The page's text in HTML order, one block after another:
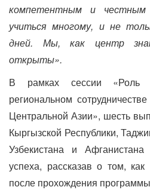
компетентным и
учиться многому, и не
дней. Мы, как центр
открыты».
В рамках сессии «Роль
региональном
Центральной Азии», шесть
Кыргызской Республики,
Узбекистана и Афганистана
успеха, рассказав о том,
после прохождения